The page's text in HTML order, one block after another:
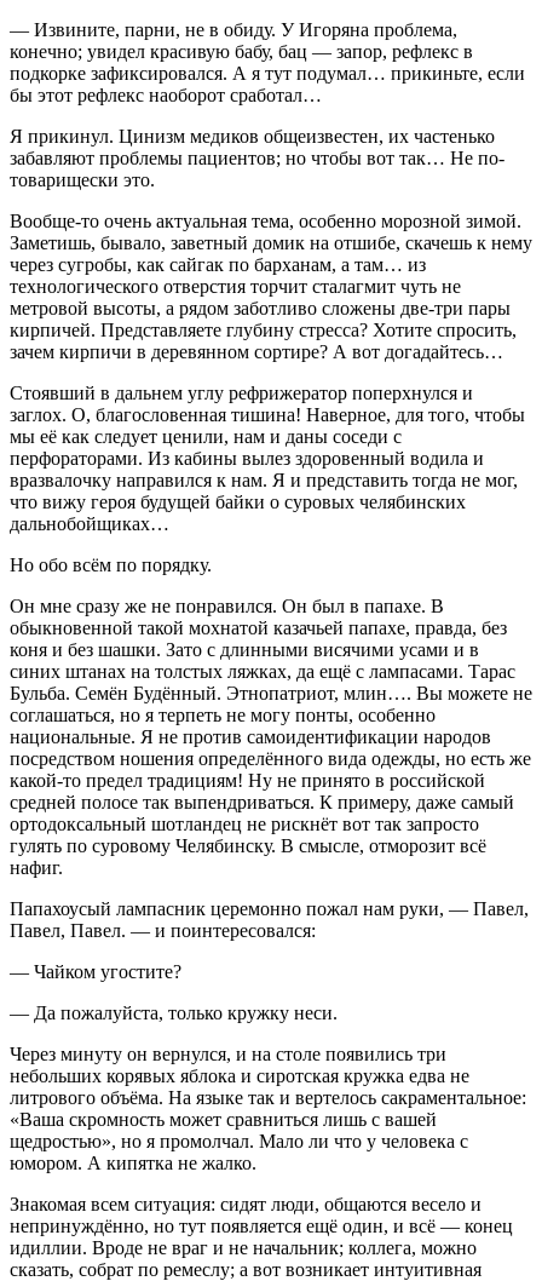
— Извините, парни, не в обиду. У Игоряна проблема,
конечно; увидел красивую бабу, бац — запор, рефлекс в
подкорке зафиксировался. А я тут подумал… прикиньте, если
бы этот рефлекс наоборот сработал…
Я прикинул. Цинизм медиков общеизвестен, их частенько
забавляют проблемы пациентов; но чтобы вот так… Не по-
товарищески это.
Вообще-то очень актуальная тема, особенно морозной зимой.
Заметишь, бывало, заветный домик на отшибе, скачешь к нему
через сугробы, как сайгак по барханам, а там… из
технологического отверстия торчит сталагмит чуть не
метровой высоты, а рядом заботливо сложены две-три пары
кирпичей. Представляете глубину стресса? Хотите спросить,
зачем кирпичи в деревянном сортире? А вот догадайтесь…
Стоявший в дальнем углу рефрижератор поперхнулся и
заглох. О, благословенная тишина! Наверное, для того, чтобы
мы её как следует ценили, нам и даны соседи с
перфораторами. Из кабины вылез здоровенный водила и
вразвалочку направился к нам. Я и представить тогда не мог,
что вижу героя будущей байки о суровых челябинских
дальнобойщиках…
Но обо всём по порядку.
Он мне сразу же не понравился. Он был в папахе. В
обыкновенной такой мохнатой казачьей папахе, правда, без
коня и без шашки. Зато с длинными висячими усами и в
синих штанах на толстых ляжках, да ещё с лампасами. Тарас
Бульба. Семён Будённый. Этнопатриот, млин…. Вы можете не
соглашаться, но я терпеть не могу понты, особенно
национальные. Я не против самоидентификации народов
посредством ношения определённого вида одежды, но есть же
какой-то предел традициям! Ну не принято в российской
средней полосе так выпендриваться. К примеру, даже самый
ортодоксальный шотландец не рискнёт вот так запросто
гулять по суровому Челябинску. В смысле, отморозит всё
нафиг.
Папахоусый лампасник церемонно пожал нам руки, — Павел,
Павел, Павел. — и поинтересовался:
— Чайком угостите?
— Да пожалуйста, только кружку неси.
Через минуту он вернулся, и на столе появились три
небольших корявых яблока и сиротская кружка едва не
литрового объёма. На языке так и вертелось сакраментальное:
«Ваша скромность может сравниться лишь с вашей
щедростью», но я промолчал. Мало ли что у человека с
юмором. А кипятка не жалко.
Знакомая всем ситуация: сидят люди, общаются весело и
непринуждённо, но тут появляется ещё один, и всё — конец
идиллии. Вроде не враг и не начальник; коллега, можно
сказать, собрат по ремеслу; а вот возникает интуитивная